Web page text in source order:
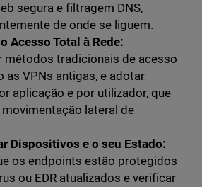
segura e filtragem DNS,
de onde se liguem.
Acesso Total à Rede:
métodos tradicionais de acesso
as VPNs antigas, e adotar
aplicação e por utilizador, que
movimentação lateral de
Dispositivos e o seu Estado:
os endpoints estão protegidos
ou EDR atualizados e verificar